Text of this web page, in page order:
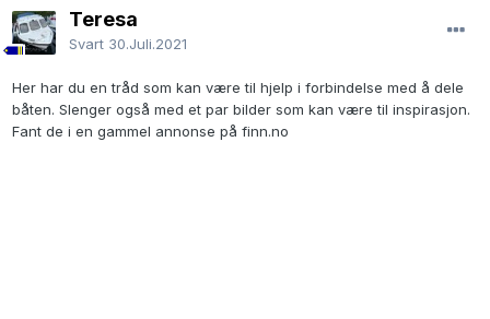
Teresa
Svart 30.Juli.2021
Her har du en tråd som kan være til hjelp i forbindelse med å dele
båten. Slenger også med et par bilder som kan være til inspirasjon.
Fant de i en gammel annonse på finn.no